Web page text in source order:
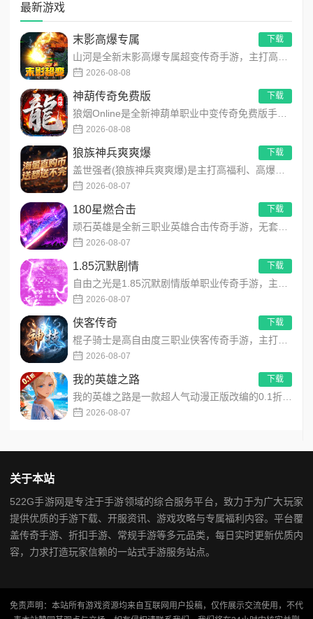
最新游戏
末影高爆专属
2026-08-08
下载
神葫传奇免费版
2026-08-08
下载
狼族神兵爽爽爆
2026-08-07
下载
180星燃合击
2026-08-07
下载
1.85沉默剧情
2026-08-07
下载
侠客传奇
2026-08-07
下载
我的英雄之路
2026-08-07
下载
关于本站
522G手游网是专注于手游领域的综合服务平台，致力于为广大玩家
提供优质的手游下载、开服资讯、游戏攻略与专属福利内容。平台覆
盖传奇手游、折扣手游、常规手游等多元品类，每日实时更新优质内
容，力求打造玩家信赖的一站式手游服务站点。
免责声明：本站所有游戏资源均来自互联网用户投稿，仅作展示交流使用，不代